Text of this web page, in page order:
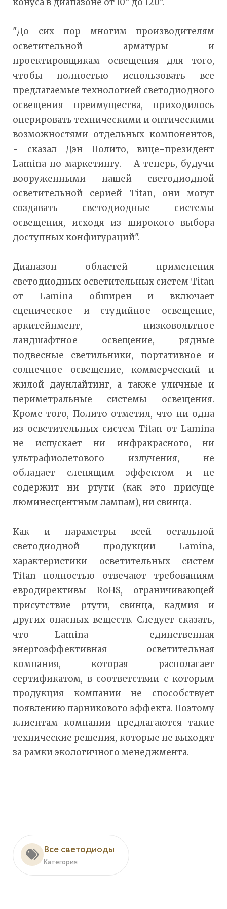
"До сих пор многим производителям
осветительной арматуры и
проектировщикам освещения для того,
чтобы полностью использовать все
предлагаемые технологией светодиодного
освещения преимущества, приходилось
оперировать техническими и оптическими
возможностями отдельных компонентов,
- сказал Дэн Полито, вице-президент
Lamina по маркетингу. - А теперь, будучи
вооруженными нашей светодиодной
осветительной серией Titan, они могут
создавать светодиодные системы
освещения, исходя из широкого выбора
доступных конфигураций".
Диапазон областей применения
светодиодных осветительных систем Titan
от Lamina обширен и включает
сценическое и студийное освещение,
аркитейнмент, низковольтное
ландшафтное освещение, рядные
подвесные светильники, портативное и
солнечное освещение, коммерческий и
жилой даунлайтинг, а также уличные и
периметральные системы освещения.
Кроме того, Полито отметил, что ни одна
из осветительных систем Titan от Lamina
не испускает ни инфракрасного, ни
ультрафиолетового излучения, не
обладает слепящим эффектом и не
содержит ни ртути (как это присуще
люминесцентным лампам), ни свинца.
Как и параметры всей остальной
светодиодной продукции Lamina,
характеристики осветительных систем
Titan полностью отвечают требованиям
евродирективы RoHS, ограничивающей
присутствие ртути, свинца, кадмия и
других опасных веществ. Следует сказать,
что Lamina — единственная
энергоэффективная осветительная
компания, которая располагает
сертификатом, в соответствии с которым
продукция компании не способствует
появлению парникового эффекта. Поэтому
клиентам компании предлагаются такие
технические решения, которые не выходят
за рамки экологичного менеджмента.
Все светодиоды
Категория